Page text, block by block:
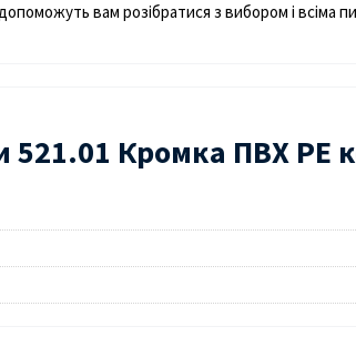
вам розібратися з вибором і всіма
521.01 Кромка ПВХ PE